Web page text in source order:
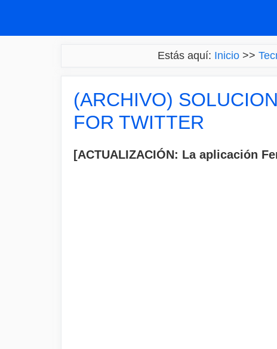
Estás aquí: Inicio>>
(ARCHIVO)
FOR TWITTER
[ACTUALIZACIÓN: La aplicación